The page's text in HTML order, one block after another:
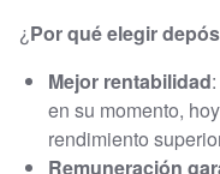
¿Por qué elegir
Mejor rentabilidad
en su momento,
rendimiento
Remuneración